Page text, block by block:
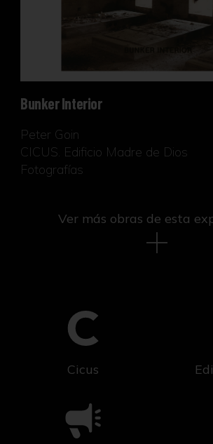
Bunker Interior
Peter Goin
CICUS. Edificio Madre de Dios
Fotografías
Ver más obras de esta
Cicus